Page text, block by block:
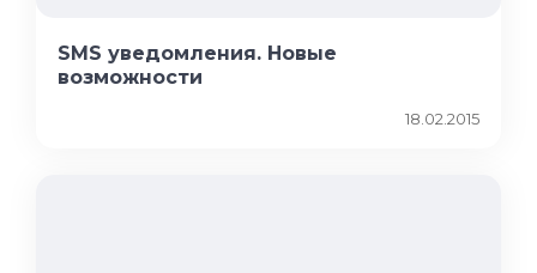
SMS уведомления. Новые
возможности
18.02.2015